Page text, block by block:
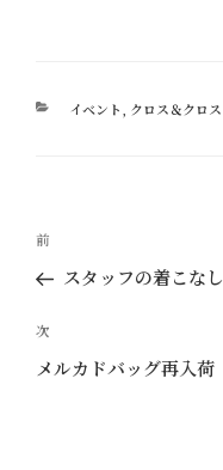
カ
イベント クロス＆クロス
投
ナ
ビ
ゲ
過
去
投
稿
前
スタッフの着こなし
次
の
次
メルカドバッグ再入荷